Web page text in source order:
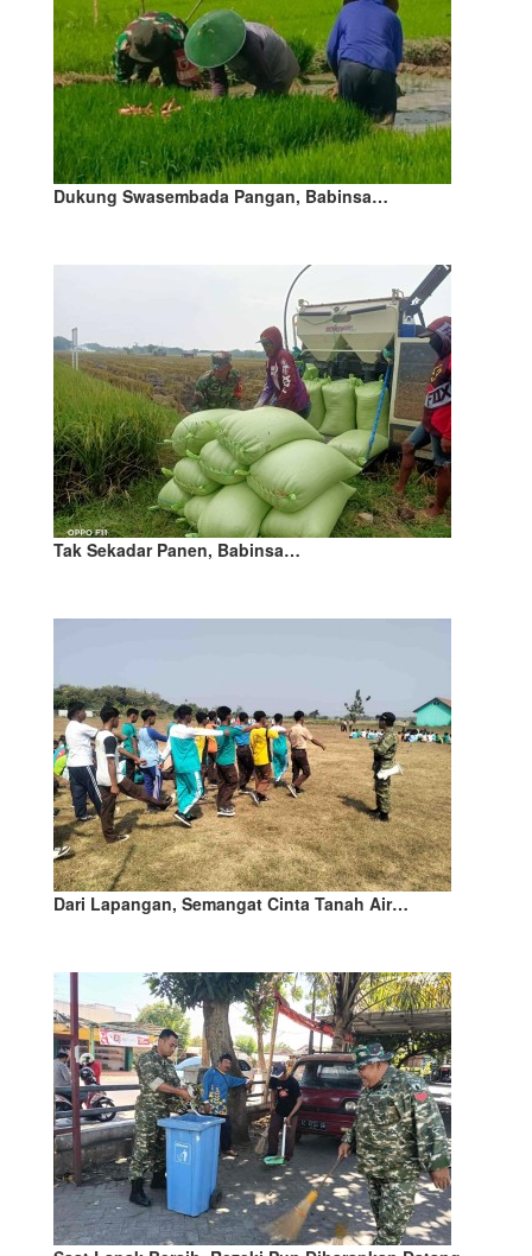
Dukung Swasembada Pangan, Babinsa…
Tak Sekadar Panen, Babinsa…
Dari Lapangan, Semangat Cinta Tanah Air…